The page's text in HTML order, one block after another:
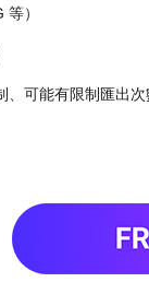
）
、可能有限制匯出次